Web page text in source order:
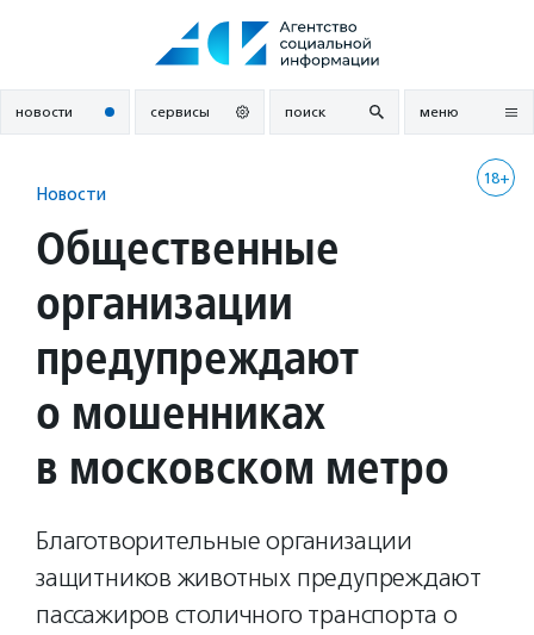
новости сервисы поиск меню
18+
Новости
Общественные
организации
предупреждают
о мошенниках
в московском метро
Благотворительные организации
защитников животных предупреждают
пассажиров столичного транспорта о